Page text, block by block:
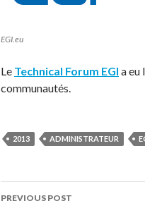
EGI.eu
Le Technical Forum EGI a eu
communautés.
2013 ADMINISTRATEUR
Post
PREVIOUS POST